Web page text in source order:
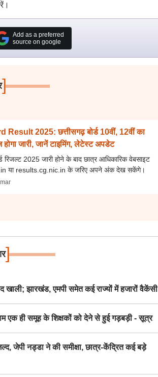
Add as a preferred
source on google
]
Result 2025: छत्तीसगढ़ बोर्ड 10वीं, 12वीं का
जारी, जानें टाइमिंग, लेटेस्ट अपडेट
रिजल्ट 2025 जारी होने के बाद छात्र आधिकारिक वेबसाइट
या results.cg.nic.in के जरिए अपने अंक देख सकेंगे।
]
झारखंड, एमपी समेत कई राज्यों में हजारों वैकेंसी
ही समूह के शिक्षकों को देने से हुई गड़बड़ी - सूत्र
नड्डा ने की समीक्षा, छात्र-केंद्रित कई बड़े